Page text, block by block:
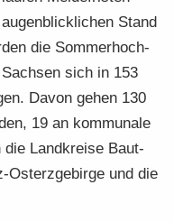
Stand
die Som­mer­hoch­
sich in 153
Davon gehen 130
19 an kom­mu­na­le
die Land­krei­se Baut­
​Osterzgebirge und die